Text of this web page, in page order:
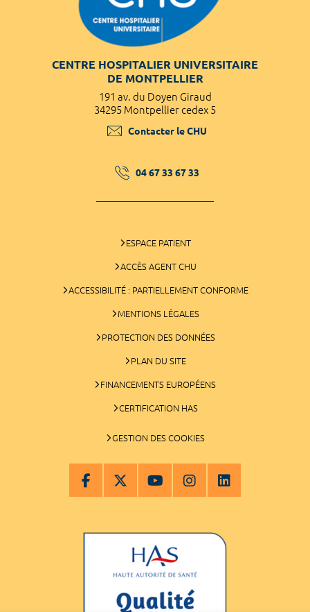
CENTRE HOSPITALIER UNIVERSITAIRE
DE MONTPELLIER
191 av. du Doyen Giraud
34295 Montpellier cedex 5
Contacter le CHU
04 67 33 67 33
ESPACE PATIENT
ACCÈS AGENT CHU
ACCESSIBILITÉ : PARTIELLEMENT CONFORME
MENTIONS LÉGALES
PROTECTION DES DONNÉES
PLAN DU SITE
FINANCEMENTS EUROPÉENS
CERTIFICATION HAS
GESTION DES COOKIES